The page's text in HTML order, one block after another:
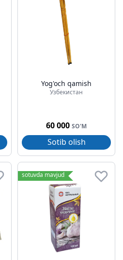
Yog'och qamish
Узбекистан
60 000 SO'M
Sotib olish
sotuvda mavjud